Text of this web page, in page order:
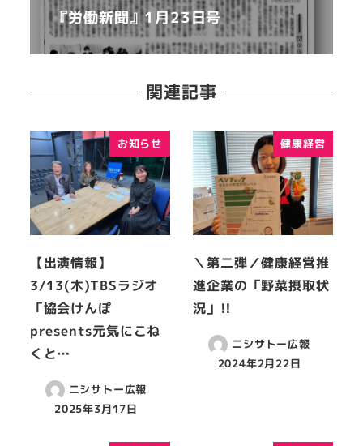
『労働新聞』1月23日号
関連記事
お知らせ
【出演情報】
3/13(木)TBSラジオ
「協会けんぽ
presents元気にこね
くと…
ニシサトー広報
2025年3月17日
健康経営
＼第二弾／健康経営推
進企業の「野菜摂取状
況」!!
ニシサトー広報
2024年2月22日